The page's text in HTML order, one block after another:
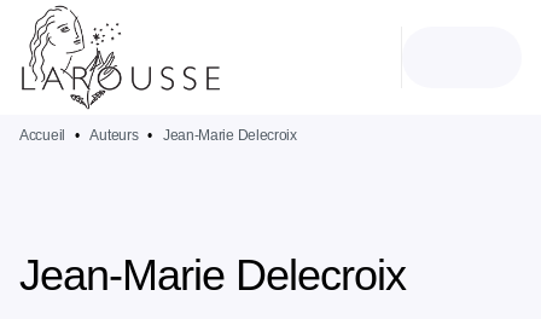
MENU
PIED DE PAGE
Accueil • Auteurs • Jean-Marie Delecroix
Jean-Marie Delecroix